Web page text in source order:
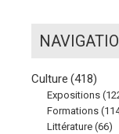
Culture (418)
Expositions
Formations
Littérature (66)